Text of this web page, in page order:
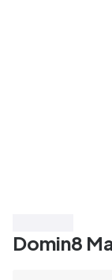
Domin8